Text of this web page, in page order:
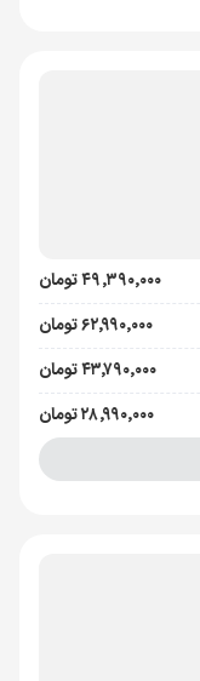
۴۹٬۳۹۰٬۰۰۰ تومان
۶۲٬۹۹۰٬۰۰۰ تومان
۴۳٬۷۹۰٬۰۰۰ تومان
۲۸٬۹۹۰٬۰۰۰ تومان